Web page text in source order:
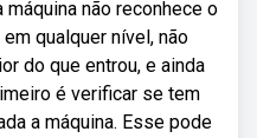
não reconhece o
qualquer nível, não
do que entrou, e ainda
é verificar se tem
a máquina. Esse pode